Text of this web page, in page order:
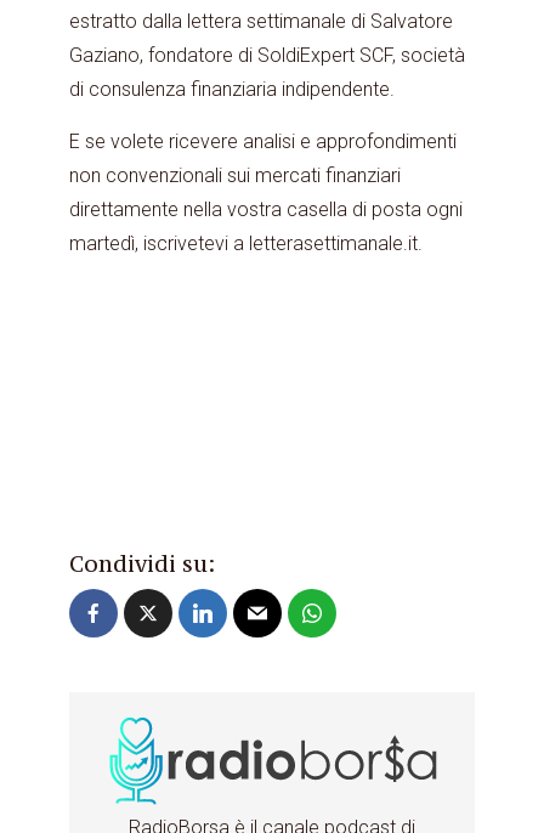
estratto dalla lettera settimanale di Salvatore
Gaziano, fondatore di SoldiExpert SCF, società
di consulenza finanziaria indipendente.
E se volete ricevere analisi e approfondimenti
non convenzionali sui mercati finanziari
direttamente nella vostra casella di posta ogni
martedì, iscrivetevi a letterasettimanale.it.
Condividi su:
RadioBorsa è il canale podcast di